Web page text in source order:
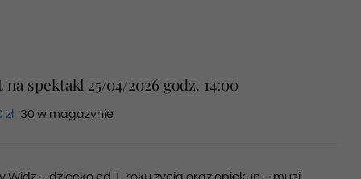
na spektakl 25/04/2026 godz. 14:00
zł 30 w magazynie